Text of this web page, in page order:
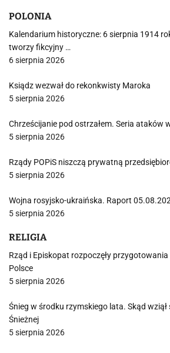
POLONIA
Kalendarium historyczne: 6 sierpnia 1914
tworzy fikcyjny …
6 sierpnia 2026
Ksiądz wezwał do rekonkwisty Maroka
5 sierpnia 2026
Chrześcijanie pod ostrzałem. Seria ataków
5 sierpnia 2026
Rządy POPiS niszczą prywatną
5 sierpnia 2026
Wojna rosyjsko-ukraińska. Raport
5 sierpnia 2026
RELIGIA
Rząd i Episkopat rozpoczęły
Polsce
5 sierpnia 2026
Śnieg w środku rzymskiego lata. Skąd
Śnieżnej
5 sierpnia 2026